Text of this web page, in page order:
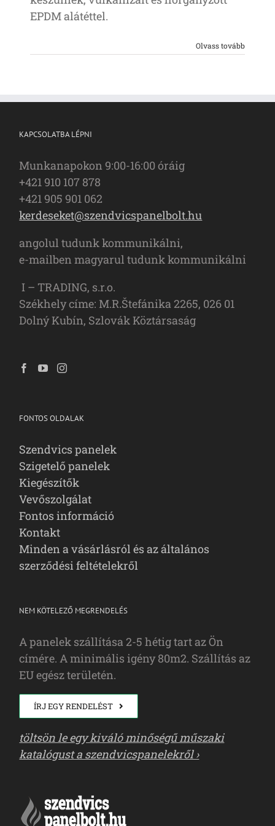
EPDM alátéttel.
Olvass tovább
KAPCSOLATBA LÉPNI
Munkanapokon 9:00-16:00 óráig
+421 910 107 878
+421 905 901 062
kerdeseket@szendvicspanelbolt.hu
angolul tudunk kommunikálni,
e-mailben magyarul tudunk kommunikálni
I – TRADING, s.r.o.
Székhely címe: M.R.Štefánika 2265, 026 01
Dolný Kubín, Szlovák Köztársaság
FONTOS OLDALAK
Szendvics panelek
Szigetelő panelek
Kiegészítők
Vevőszolgálat
Fontos információ
Kontakt
Minden a vásárlásról és az általános
szerződési feltételekről
NEM KÖTELEZŐ MEGRENDELÉS
A panelek szállítása 2-5 hétig tart az Ön
címére. A minimális igény 80m2. Szállítás az
EU egész területén.
ÍRJ EGY RENDELÉST
töltsön le egy kiváló minőségű műszaki
katalógust a szendvicspanelekről ›